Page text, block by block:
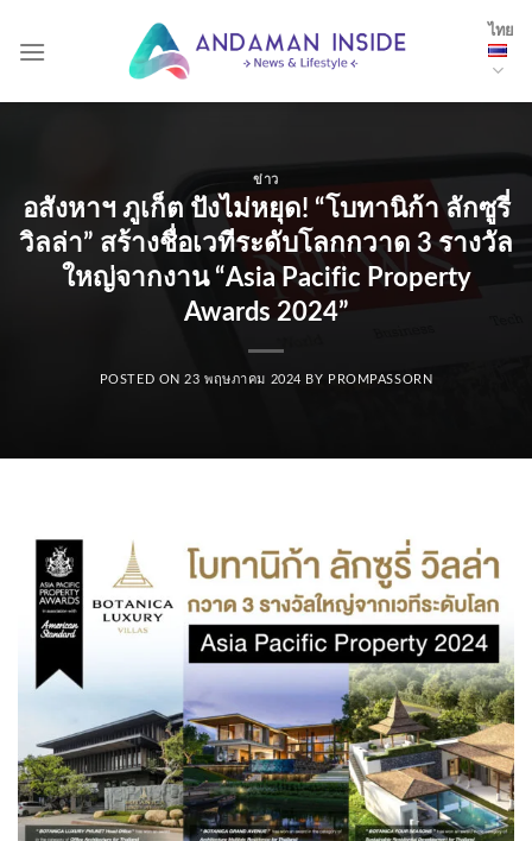
ไทย
ข่าว
อสังหาฯ ภูเก็ต ปังไม่หยุด! “โบทานิก้า ลักซูรี่
วิลล่า” สร้างชื่อเวทีระดับโลกกวาด 3 รางวัล
ใหญ่จากงาน “Asia Pacific Property
Awards 2024”
POSTED ON23 พฤษภาคม 2024 BY PROMPASSORN